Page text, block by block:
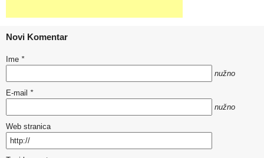
Novi Komentar
Ime *
nužno
E-mail *
nužno
Web stranica